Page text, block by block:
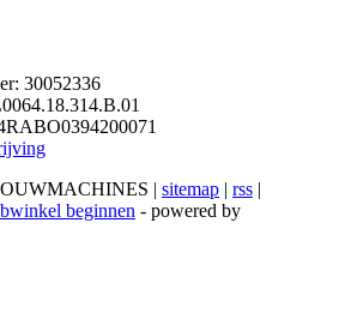
30052336
| sitemap | rss |
beginnen - powered by